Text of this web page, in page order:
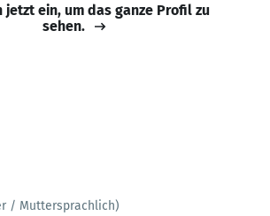
jetzt ein, um das ganze Profil zu
sehen.
/ Muttersprachlich)